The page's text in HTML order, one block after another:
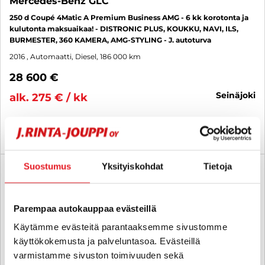
Suostumus Yksityiskohdat Tietoja
Parempaa autokauppaa evästeillä
Käytämme evästeitä parantaaksemme sivustomme
käyttökokemusta ja palveluntasoa. Evästeillä
varmistamme sivuston toimivuuden sekä
250 d Coupé 4Matic A Premium Business AMG - 6 kk korotonta ja
kulutonta maksuaikaa! - DISTRONIC PLUS, KOUKKU, NAVI, ILS,
BURMESTER, 360 KAMERA, AMG-STYLING - J. autoturva
2016 , Automaatti, Diesel, 186 000 km
28 600 €
alk. 275 € / kk
seinäjoki
KATSO TIEDOT WHATSAPP
Rahoituskorko 1 % + kulut